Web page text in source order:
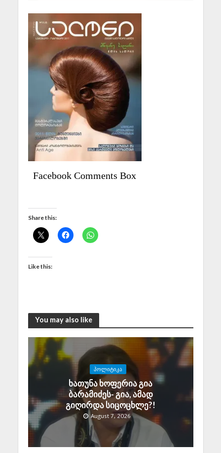
Facebook Comments Box
Share this:
Like this:
You may also like
ᲞᲝᲚᲘᲢᲘᲙᲐ
ხათუნა ხოფერია გია
ბარამიძეს- გია, ამად
გიღირდა სიცოცხლე?!
August 7, 2026